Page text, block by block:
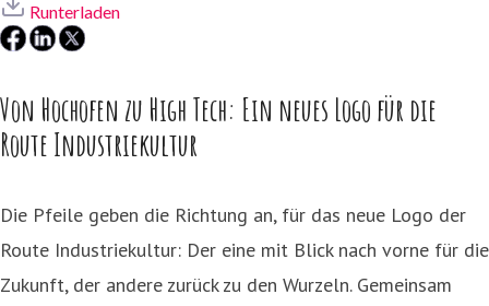
Runterladen
Von Hochofen zu High Tech: Ein neues Logo für die
Route Industriekultur
Die Pfeile geben die Richtung an, für das neue Logo der
Route Industriekultur: Der eine mit Blick nach vorne für die
Zukunft, der andere zurück zu den Wurzeln. Gemeinsam